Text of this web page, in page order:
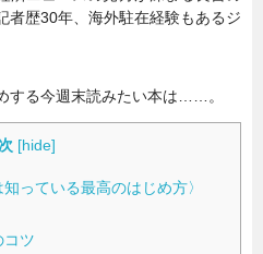
一覧
者歴30年、海外駐在経験もあるジ
する今週末読みたい本は……。
[hide]
っている最高のはじめ方〉
コツ